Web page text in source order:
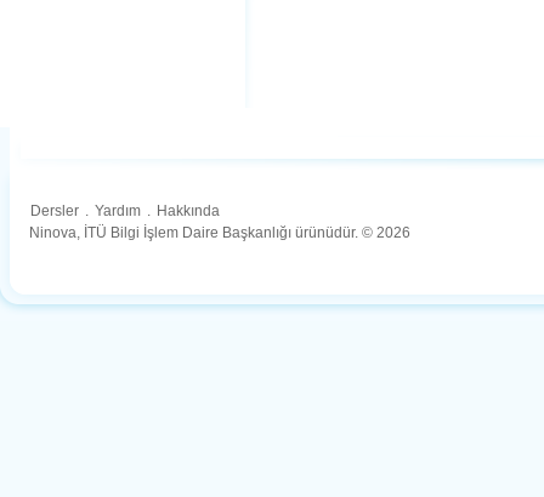
Dersler . Yardım . Hakkında
Ninova, İTÜ Bilgi İşlem Daire Başkanlığı ürünüdür. © 2026